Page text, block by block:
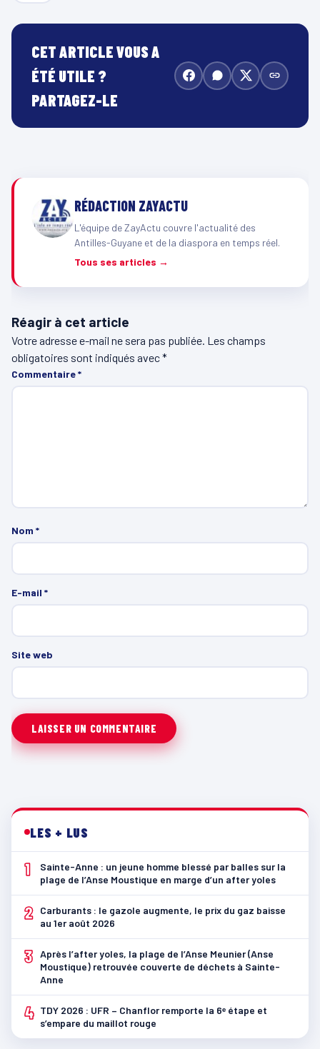
CET ARTICLE VOUS A
ÉTÉ UTILE ?
PARTAGEZ-LE
RÉDACTION ZAYACTU
L'équipe de ZayActu couvre l'actualité des
Antilles-Guyane et de la diaspora en temps réel.
Tous ses articles →
Réagir à cet article
Votre adresse e-mail ne sera pas publiée. Les champs
obligatoires sont indiqués avec*
Commentaire*
Nom *
E-mail *
Site web
LES + LUS
1
Sainte-Anne : un jeune homme blessé par balles sur la
plage de l’Anse Moustique en marge d’un after yoles
2
Carburants : le gazole augmente, le prix du gaz baisse
au 1er août 2026
3 Après l’after yoles, la plage de l’Anse Meunier (Anse
Moustique) retrouvée couverte de déchets à Sainte-
Anne
4 TDY 2026 : UFR – Chanflor remporte la 6ᵉ étape et
s’empare du maillot rouge